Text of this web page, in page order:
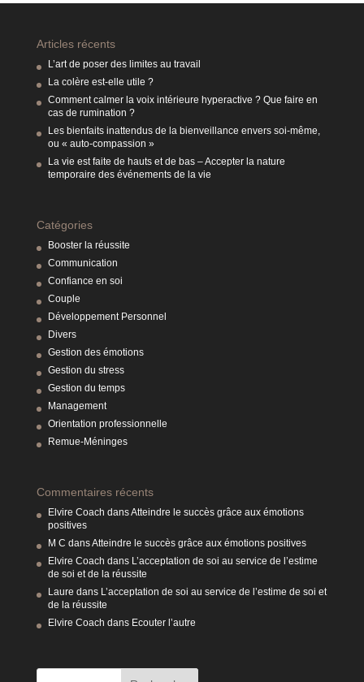
Articles récents
L’art de poser des limites au travail
La colère est-elle utile ?
Comment calmer la voix intérieure hyperactive ? Que faire en
cas de rumination ?
Les bienfaits inattendus de la bienveillance envers soi-même,
ou « auto-compassion »
La vie est faite de hauts et de bas – Accepter la nature
temporaire des événements de la vie
Catégories
Booster la réussite
Communication
Confiance en soi
Couple
Développement Personnel
Divers
Gestion des émotions
Gestion du stress
Gestion du temps
Management
Orientation professionnelle
Remue-Méninges
Commentaires récents
Elvire Coach dansAtteindre le succès grâce aux émotions
positives
M C dansAtteindre le succès grâce aux émotions positives
Elvire Coach dans L’acceptation de soi au service de l’estime
de soi et de la réussite
Laure dans L’acceptation de soi au service de l’estime de soi et
de la réussite
Elvire Coach dans Ecouter l’autre